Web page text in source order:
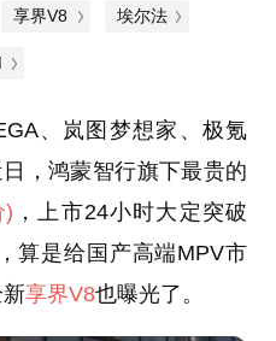
享界V8 埃尔法
、岚图梦想家、极氪
，鸿蒙智行旗下最贵的
) ，上市24小时大定突破
算是给国产高端MPV市
享界V8也曝光了。